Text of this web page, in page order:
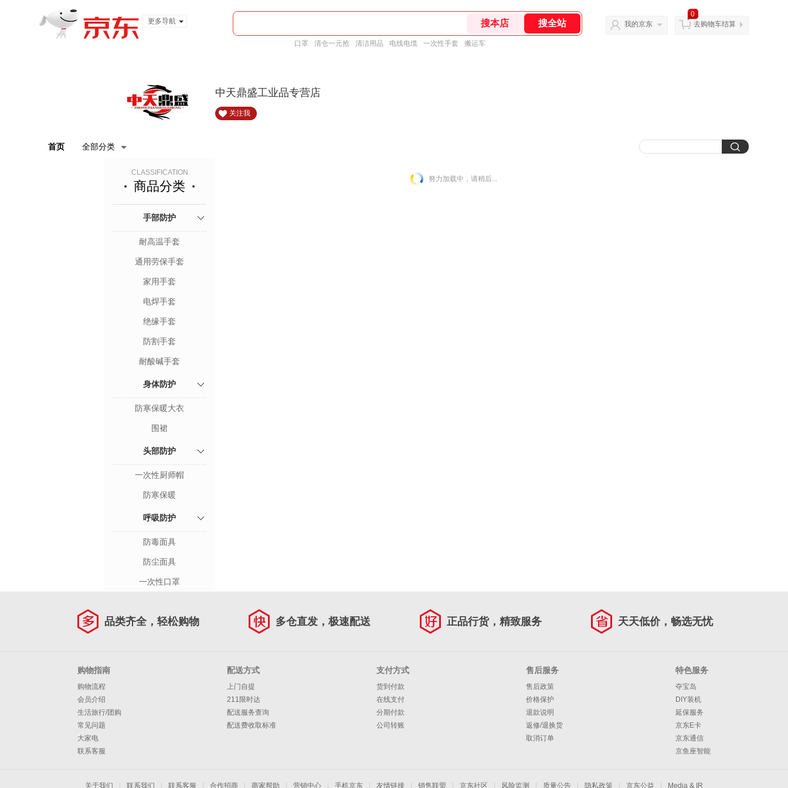
更多导航
口罩 清仓一元抢 清洁用品 电线电缆 一次性手套 搬运车
我的京东
0
去购物车结算
中天鼎盛工业品专营店
关注我
首页 全部分类
CLASSIFICATION
商品分类
手部防护
耐高温手套
通用劳保手套
家用手套
电焊手套
绝缘手套
防割手套
耐酸碱手套
身体防护
防寒保暖大衣
围裙
头部防护
一次性厨师帽
防寒保暖
呼吸防护
防毒面具
防尘面具
一次性口罩
努力加载中，请稍后...
品类齐全，轻松购物 多仓直发，极速配送 正品行货，精致服务 天天低价，畅选无忧
购物指南
购物流程
会员介绍
生活旅行/团购
常见问题
大家电
联系客服
配送方式
上门自提
211限时达
配送服务查询
配送费收取标准
支付方式
货到付款
在线支付
分期付款
公司转账
售后服务
售后政策
价格保护
退款说明
返修/退换货
取消订单
特色服务
夺宝岛
DIY装机
延保服务
京东E卡
京东通信
京鱼座智能
关于我们 联系我们 联系客服 合作招商 商家帮助 营销中心 手机京东 友情链接 销售联盟 京东社区 风险监测 质量公告 隐私政策 京东公益 Media & IR